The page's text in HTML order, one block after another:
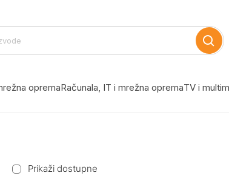
opremaRačunala, IT i mrežna opremaTV i
Prikaži dostupne